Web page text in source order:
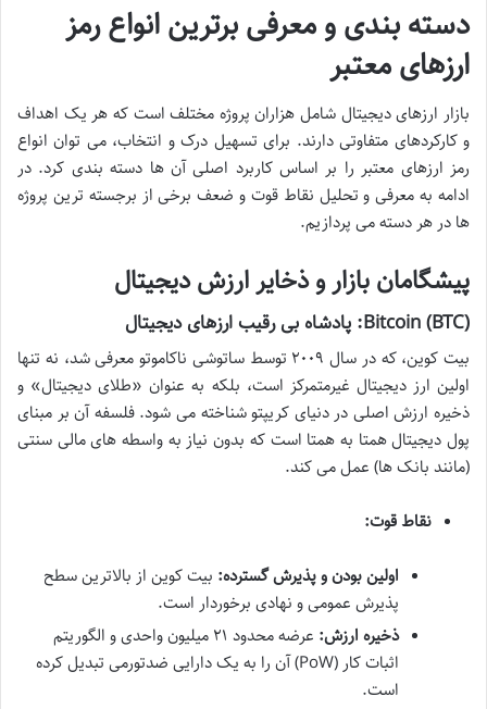
دسته بندی و معرفی برترین انواع رمز
ارزهای معتبر
بازار ارزهای دیجیتال شامل هزاران پروژه مختلف است که هر یک اهداف
و کارکردهای متفاوتی دارند. برای تسهیل درک و انتخاب، می توان انواع
رمز ارزهای معتبر را بر اساس کاربرد اصلی آن ها دسته بندی کرد. در
ادامه به معرفی و تحلیل نقاط قوت و ضعف برخی از برجسته ترین پروژه
ها در هر دسته می پردازیم.
پیشگامان بازار و ذخایر ارزش دیجیتال
Bitcoin (BTC): پادشاه بی رقیب ارزهای دیجیتال
بیت کوین، که در سال ۲۰۰۹ توسط ساتوشی ناکاموتو معرفی شد، نه تنها
اولین ارز دیجیتال غیرمتمرکز است، بلکه به عنوان «طلای دیجیتال» و
ذخیره ارزش اصلی در دنیای کریپتو شناخته می شود. فلسفه آن بر مبنای
پول دیجیتال همتا به همتا است که بدون نیاز به واسطه های مالی سنتی
(مانند بانک ها) عمل می کند.
نقاط قوت:
اولین بودن و پذیرش گسترده: بیت کوین از بالاترین سطح
پذیرش عمومی و نهادی برخوردار است.
ذخیره ارزش:
عرضه محدود ۲۱ میلیون واحدی و الگوریتم
اثبات کار (PoW) آن را به یک دارایی ضدتورمی تبدیل کرده
است.